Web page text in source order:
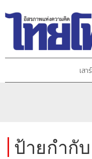
เส
ป้ายกำกับ